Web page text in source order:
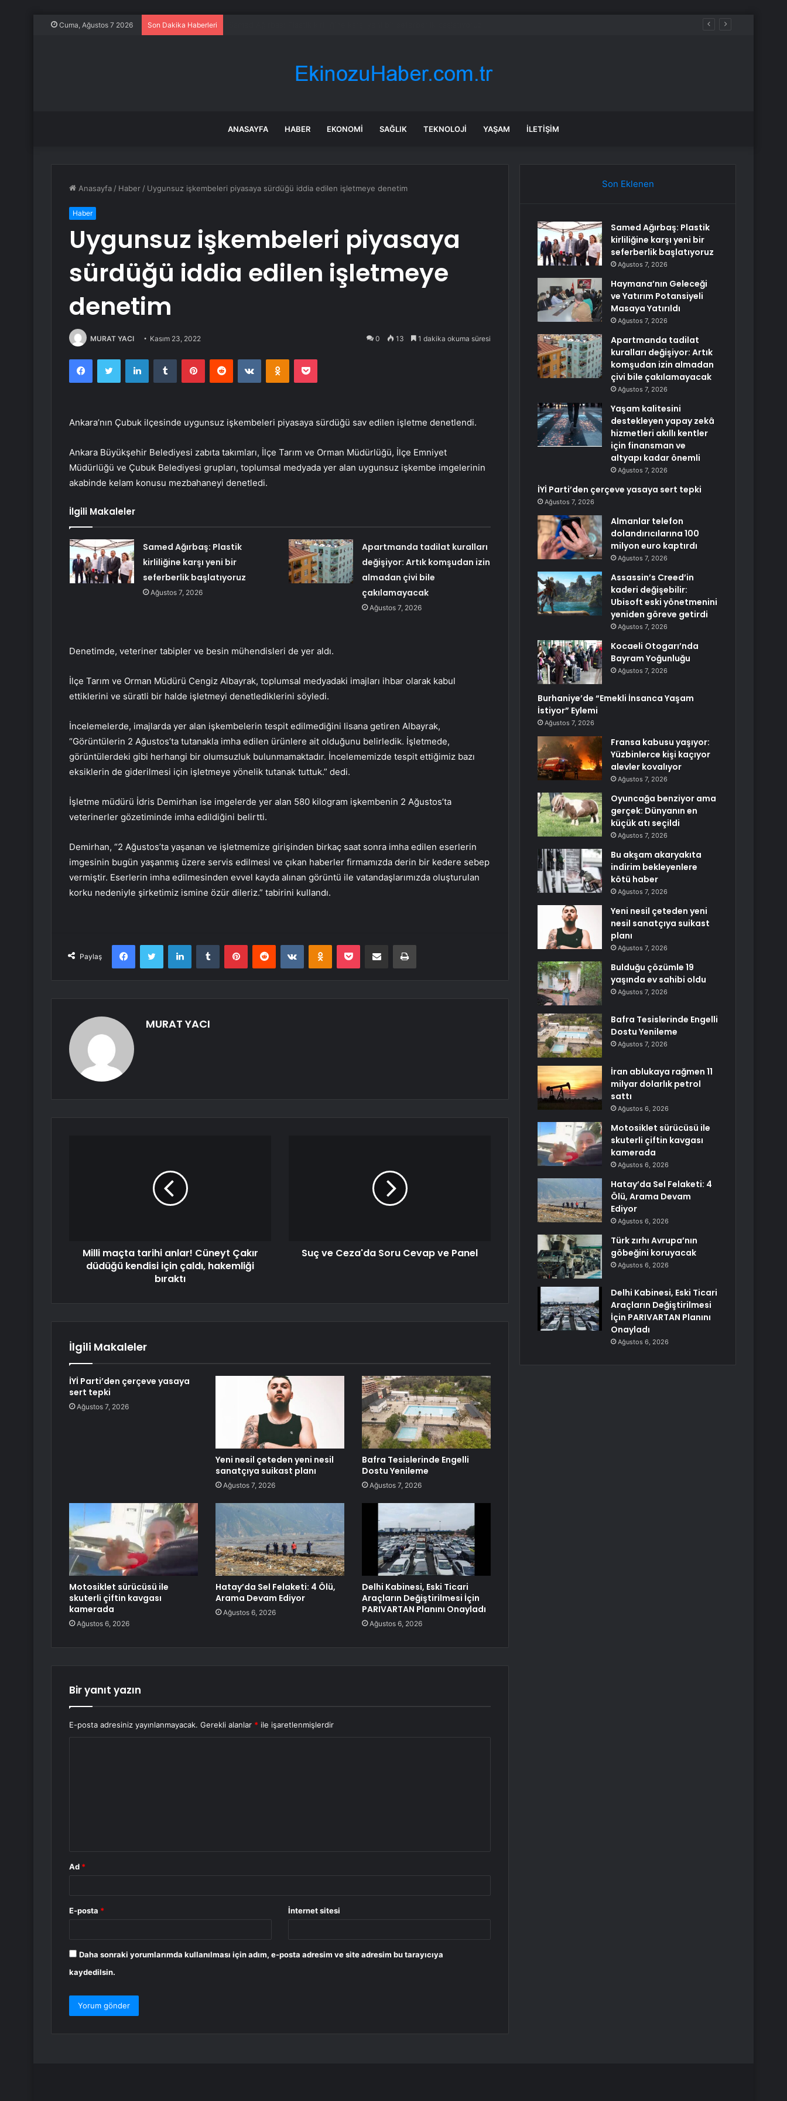
Cuma, Ağustos 7 2026 Son Dakika Haberleri
ANASAYFA HABER EKONOMI SAĞLIK TEKNOLOJI YAŞAM İLETIŞIM
Anasayfa / Haber / Uygunsuz işkembeleri piyasaya sürdüğü iddia edilen işletmeye denetim
Haber
Uygunsuz işkembeleri piyasaya
sürdüğü iddia edilen işletmeye
denetim
MURAT YACI Kasım 23, 2022 0 13 1 dakika okuma süresi
FacebookTwitter LinkedInTumblr PinterestReddit VKontakteOdnoklassniki
Pocket
Ankara’nın Çubuk ilçesinde uygunsuz işkembeleri piyasaya sürdüğü sav edilen işletme denetlendi.
Ankara Büyükşehir Belediyesi zabıta takımları, İlçe Tarım ve Orman Müdürlüğü, İlçe Emniyet
Müdürlüğü ve Çubuk Belediyesi grupları, toplumsal medyada yer alan uygunsuz işkembe imgelerinin
akabinde kelam konusu mezbahaneyi denetledi.
İlgili Makaleler
Samed Ağırbaş: Plastik
kirliliğine karşı yeni bir
seferberlik başlatıyoruz
Ağustos 7, 2026
Apartmanda tadilat kuralları
değişiyor: Artık komşudan izin
almadan çivi bile
çakılamayacak
Ağustos 7, 2026
Denetimde, veteriner tabipler ve besin mühendisleri de yer aldı.
İlçe Tarım ve Orman Müdürü Cengiz Albayrak, toplumsal medyadaki imajları ihbar olarak kabul
ettiklerini ve süratli bir halde işletmeyi denetlediklerini söyledi.
İncelemelerde, imajlarda yer alan işkembelerin tespit edilmediğini lisana getiren Albayrak,
“Görüntülerin 2 Ağustos’ta tutanakla imha edilen ürünlere ait olduğunu belirledik. İşletmede,
görüntülerdeki gibi herhangi bir olumsuzluk bulunmamaktadır. İncelememizde tespit ettiğimiz bazı
eksiklerin de giderilmesi için işletmeye yönelik tutanak tuttuk.” dedi.
İşletme müdürü İdris Demirhan ise imgelerde yer alan 580 kilogram işkembenin 2 Ağustos’ta
veterinerler gözetiminde imha edildiğini belirtti.
Demirhan, “2 Ağustos’ta yaşanan ve işletmemize girişinden birkaç saat sonra imha edilen eserlerin
imgesinin bugün yaşanmış üzere servis edilmesi ve çıkan haberler firmamızda derin bir kedere sebep
vermiştir. Eserlerin imha edilmesinden evvel kayda alınan görüntü ile vatandaşlarımızda oluşturulan
korku nedeniyle şirketimiz ismine özür dileriz.” tabirini kullandı.
Paylaş
FacebookTwitter LinkedInTumblr PinterestReddit VKontakteOdnoklassniki
Pocket E-Posta ile paylaş Yazdır
MURAT YACI
Milli maçta tarihi anlar! Cüneyt Çakır
düdüğü kendisi için çaldı, hakemliği
bıraktı
Suç ve Ceza'da Soru Cevap ve Panel
İlgili Makaleler
İYİ Parti’den çerçeve yasaya
sert tepki
Ağustos 7, 2026
Yeni nesil çeteden yeni nesil
sanatçıya suikast planı
Ağustos 7, 2026
Bafra Tesislerinde Engelli
Dostu Yenileme
Ağustos 7, 2026
Motosiklet sürücüsü ile
skuterli çiftin kavgası
kamerada
Ağustos 6, 2026
Hatay’da Sel Felaketi: 4 Ölü,
Arama Devam Ediyor
Ağustos 6, 2026
Delhi Kabinesi, Eski Ticari
Araçların Değiştirilmesi İçin
PARIVARTAN Planını Onayladı
Ağustos 6, 2026
Bir yanıt yazın
E-posta adresiniz yayınlanmayacak. Gerekli alanlar * ile işaretlenmişlerdir
Ad *
E-posta * İnternet sitesi
Daha sonraki yorumlarımda kullanılması için adım, e-posta adresim ve site adresim bu tarayıcıya
kaydedilsin.
Son Eklenen
Samed Ağırbaş: Plastik
kirliliğine karşı yeni bir
seferberlik başlatıyoruz
Ağustos 7, 2026
Haymana’nın Geleceği
ve Yatırım Potansiyeli
Masaya Yatırıldı
Ağustos 7, 2026
Apartmanda tadilat
kuralları değişiyor: Artık
komşudan izin almadan
çivi bile çakılamayacak
Ağustos 7, 2026
Yaşam kalitesini
destekleyen yapay zekâ
hizmetleri akıllı kentler
için finansman ve
altyapı kadar önemli
Ağustos 7, 2026
İYİ Parti’den çerçeve yasaya sert tepki
Ağustos 7, 2026
Almanlar telefon
dolandırıcılarına 100
milyon euro kaptırdı
Ağustos 7, 2026
Assassin’s Creed’in
kaderi değişebilir:
Ubisoft eski yönetmenini
yeniden göreve getirdi
Ağustos 7, 2026
Kocaeli Otogarı’nda
Bayram Yoğunluğu
Ağustos 7, 2026
Burhaniye’de “Emekli İnsanca Yaşam
İstiyor” Eylemi
Ağustos 7, 2026
Fransa kabusu yaşıyor:
Yüzbinlerce kişi kaçıyor
alevler kovalıyor
Ağustos 7, 2026
Oyuncağa benziyor ama
gerçek: Dünyanın en
küçük atı seçildi
Ağustos 7, 2026
Bu akşam akaryakıta
indirim bekleyenlere
kötü haber
Ağustos 7, 2026
Yeni nesil çeteden yeni
nesil sanatçıya suikast
planı
Ağustos 7, 2026
Bulduğu çözümle 19
yaşında ev sahibi oldu
Ağustos 7, 2026
Bafra Tesislerinde Engelli
Dostu Yenileme
Ağustos 7, 2026
İran ablukaya rağmen 11
milyar dolarlık petrol
sattı
Ağustos 6, 2026
Motosiklet sürücüsü ile
skuterli çiftin kavgası
kamerada
Ağustos 6, 2026
Hatay’da Sel Felaketi: 4
Ölü, Arama Devam
Ediyor
Ağustos 6, 2026
Türk zırhı Avrupa’nın
göbeğini koruyacak
Ağustos 6, 2026
Delhi Kabinesi, Eski Ticari
Araçların Değiştirilmesi
İçin PARIVARTAN Planını
Onayladı
Ağustos 6, 2026